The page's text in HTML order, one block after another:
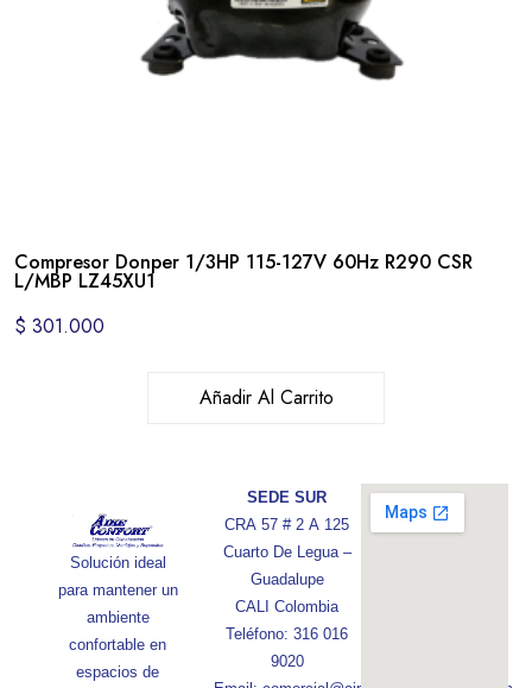
Compresor Donper 1/3HP 115-127V 60Hz R290 CSR
L/MBP LZ45XU1
$ 301.000
Añadir Al Carrito
Solución ideal
para mantener un
ambiente
confortable en
espacios de
SEDE SUR
CRA 57 # 2 A 125
Cuarto De Legua –
Guadalupe
CALI Colombia
Teléfono: 316 016
9020